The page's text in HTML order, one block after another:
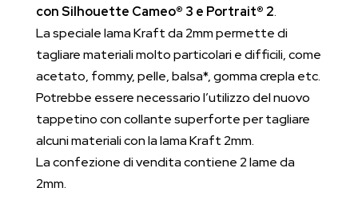
con Silhouette Cameo® 3 e Portrait® 2.
La speciale lama Kraft da 2mm permette di
tagliare materiali molto particolari e difficili, come
acetato, fommy, pelle, balsa*, gomma crepla etc.
Potrebbe essere necessario l’utilizzo del nuovo
tappetino con collante superforte per tagliare
alcuni materiali con la lama Kraft 2mm.
La confezione di vendita contiene 2 lame da
2mm.